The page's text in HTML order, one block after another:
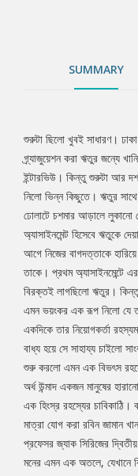
কেস, বাধ্য হয়ে সে
সাইকোলজিক্যাল
রচিত উপন্যাস
দ্বিতীয় বই
অতলে, যেখানে
কালো চশমার
SUMMARY
Tab
Article
শুরুটা ছিলো খুবই সাধারণ। ঢাকা
গ্র্যাজুয়েশন করা ঋতুর জন্যে
ইন্টারভিউ। কিন্তু শুরুটা আর
নিলো ভিন্ন কিছুতে। ঋতুর
ঢোলাটে চশমার আড়ালে
অ্যাসাইনমেন্ট হিসেবে ঋতুকে
আগে নিজের বাগদত্তাকে
তাকে। প্রথম অ্যাসাইনমেন্টে
বিরক্তই লাগছিলো ঋতুর।
এমন ভয়ংকর এক রূপ নিলো যে
একদিকে তার নিয়োগকর্তা
বাধ্য হয়ে সে সাহায্য চাইলো
শুরু করলো এমন এক বিভৎস
অর্ধ উন্মাদ একজন মানুষের
এক হিংস্র রহস্যের চাবিকাঠি।
মাত্রা যোগ করা রবিন জামান
প্রফেসর জ্যাক সিরিজের
মনের এমন এক অতলে, যেখানে